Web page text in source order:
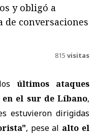
y obligó a
de conversaciones
815 visitas
losúltimos ataques
el sur de Líbano,
estuvieron dirigidas
, pese al alto el